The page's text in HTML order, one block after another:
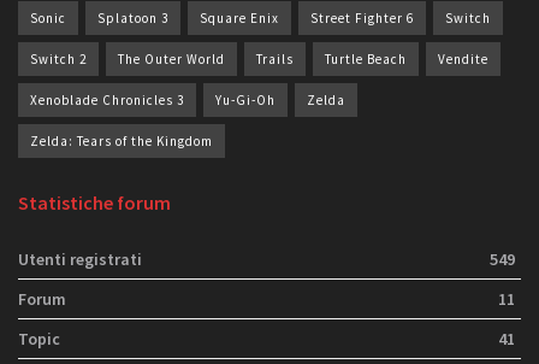
Sonic Splatoon 3 Square Enix Street Fighter 6 Switch
Switch 2 The Outer World Trails Turtle Beach Vendite
Xenoblade Chronicles 3 Yu-Gi-Oh Zelda
Zelda: Tears of the Kingdom
Statistiche forum
Utenti registrati
549
Forum
11
Topic
41